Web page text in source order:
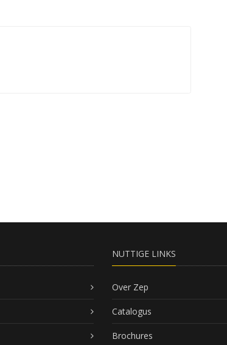
NUTTIGE LINKS
Over Zep
Catalogus
Brochures